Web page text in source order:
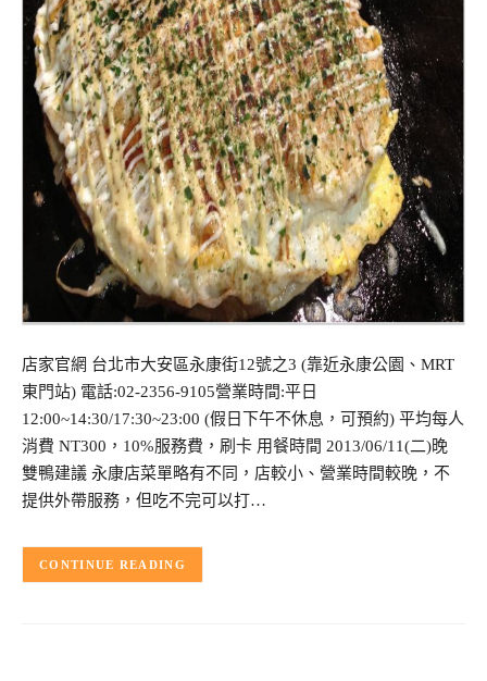
店家官網 台北市大安區永康街12號之3 (靠近永康公園、MRT
東門站) 電話:02-2356-9105營業時間:平日
12:00~14:30/17:30~23:00 (假日下午不休息，可預約) 平均每人
消費 NT300，10%服務費，刷卡 用餐時間 2013/06/11(二)晚
雙鴨建議 永康店菜單略有不同，店較小、營業時間較晚，不
提供外帶服務，但吃不完可以打…
CONTINUE READING